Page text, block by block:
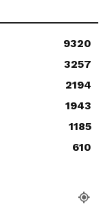
9320
3257
2194
1943
1185
610